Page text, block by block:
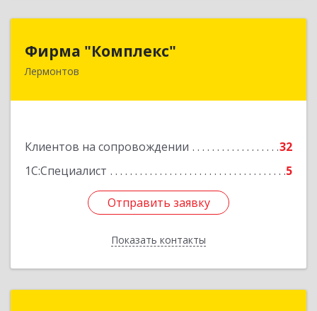
Фирма "Комплекс"
Лермонтов
Клиентов на сопровождении
32
1С:Специалист
5
Отправить заявку
Показать контакты
357348, Ставропольский край, Лермонтов г,
Отправить заявку
Назад